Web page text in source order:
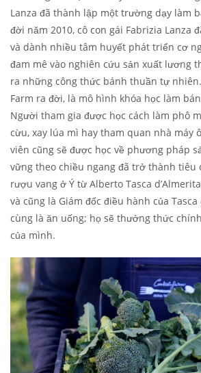
Lanza đã thành lập một trường dạy làm
đời năm 2010, cô con gái Fabrizia Lanza
và dành nhiều tâm huyết phát triển cơ
đam mê vào nghiên cứu sản xuất lương
ra những công thức bánh thuần tự nhiên.
Farm ra đời, là mô hình khóa học làm
Người tham gia được học cách làm phô
cừu, xay lúa mì hay tham quan nhà máy
viên cũng sẽ được học về phương pháp
vững theo chiều ngang đã trở thành tiêu
rượu vang ở Ý từ Alberto Tasca
và cũng là Giám đốc điều hành của Tasca
cùng là ăn uống; họ sẽ thưởng thức
của mình.